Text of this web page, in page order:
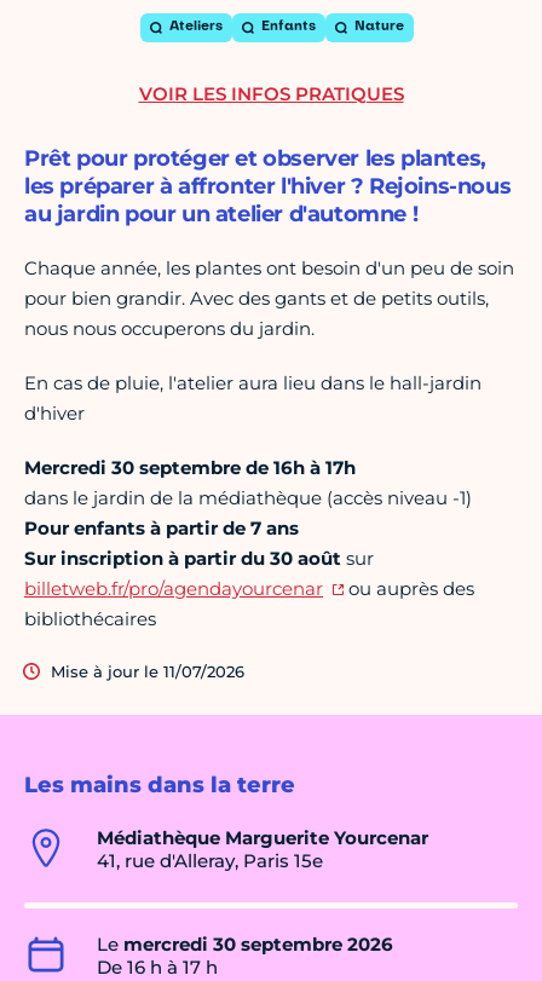
Ateliers Enfants Nature
Les mains dans la terre
Médiathèque Marguerite Yourcenar
41, rue d'Alleray, Paris 15e
Le mercredi 30 septembre 2026
De 16 h à 17 h
Prêt pour protéger et observer les plantes,
les préparer à affronter l'hiver ? Rejoins-nous
au jardin pour un atelier d'automne !
Chaque année, les plantes ont besoin d'un peu de soin
pour bien grandir. Avec des gants et de petits outils,
nous nous occuperons du jardin.
En cas de pluie, l'atelier aura lieu dans le hall-jardin
d'hiver
Mercredi 30 septembre de 16h à 17h
dans le jardin de la médiathèque (accès niveau -1)
Pour enfants à partir de 7 ans
Sur inscription à partir du 30 août sur
billetweb.fr/pro/agendayourcenar
ou auprès des
bibliothécaires
Mise à jour le 11/07/2026
VOIR LES INFOS PRATIQUES